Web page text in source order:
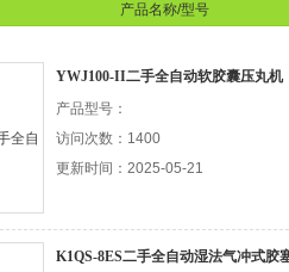
产品名称/型号
YWJ100-II二手全自动软胶囊压丸机
产品型号：
访问次数：1400
更新时间：2025-05-21
K1QS-8ES二手全自动湿法气冲式胶